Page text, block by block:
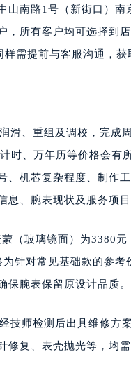
南路1号（新街口）
所有客户均可选择到
需提前与客服沟通，获
滑、重组及调校，完成
时、万年历等价格会有
机芯复杂程度、制作
、腕表现状及服务项目
（玻璃镜面）为3380
针对常见基础款的参
腕表保留原设计品质。
技师检测后出具维修方
复、表壳抛光等，均